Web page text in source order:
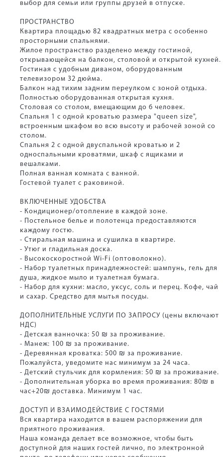
выбор для семьи или группы друзей в отпуске.
ПРОСТРАНСТВО
Квартира площадью 82 квадратных метра с особенно
просторными спальнями.
Жилое пространство разделено между гостиной,
открывающейся на балкон, столовой и открытой кухней.
Гостиная с удобным диваном, оборудованным
телевизором 32 дюйма.
Балкон над тихим задним переулком с зоной отдыха.
Полностью оборудованная открытая кухня.
Столовая со столом, вмещающим до 6 человек.
Спальня 1 с одной кроватью размера "queen size",
встроенным шкафом во всю высоту и рабочей зоной со
столом.
Спальня 2 с одной двуспальной кроватью и 2
односпальными кроватями, шкаф с ящиками и
вешалками.
Полная ванная комната с ванной.
Гостевой туалет с раковиной.
ВКЛЮЧЕННЫЕ УДОБСТВА
- Кондиционер/отопление в каждой зоне.
- Постельное белье и полотенца предоставляются
каждому гостю.
- Стиральная машина и сушилка в квартире.
- Утюг и гладильная доска.
- Высокоскоростной Wi-Fi (оптоволокно).
- Набор туалетных принадлежностей: шампунь, гель для
душа, жидкое мыло и туалетная бумага.
- Набор для кухни: масло, уксус, соль и перец. Кофе, чай
и сахар. Средство для мытья посуды.
ДОПОЛНИТЕЛЬНЫЕ УСЛУГИ ПО ЗАПРОСУ (цены включают
НДС)
- Детская ванночка: 50 ₪ за проживание.
- Манеж: 100 ₪ за проживание.
- Деревянная кроватка: 500 ₪ за проживание.
Пожалуйста, уведомите нас минимум за 24 часа.
- Детский стульчик для кормления: 50 ₪ за проживание.
- Дополнительная уборка во время проживания: 80₪ в
час+20₪ доставка. Минимум 1 час.
ДОСТУП И ВЗАИМОДЕЙСТВИЕ С ГОСТЯМИ
Вся квартира находится в вашем распоряжении для
приятного проживания.
Наша команда делает все возможное, чтобы быть
доступной для наших гостей лично, по электронной